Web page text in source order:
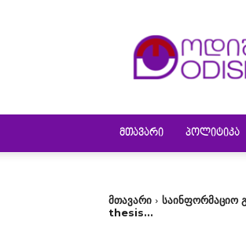
ᲛᲗᲐᲕᲐᲠᲘ ᲞᲝᲚᲘᲢᲘᲙᲐ
მთავარი საინფორმაციო
thesis...